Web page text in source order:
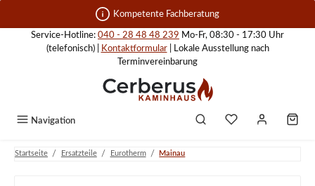
Zum Hauptinhalt springen Kompetente Fachberatung
Service-Hotline: 040 - 28 48 48 239 Mo-Fr, 08:30 - 17:30 Uhr
(telefonisch) |
Kontaktformular| Lokale Ausstellung nach
Terminvereinbarung
Navigation
Startseite / Ersatzteile / Eurotherm / Mainau